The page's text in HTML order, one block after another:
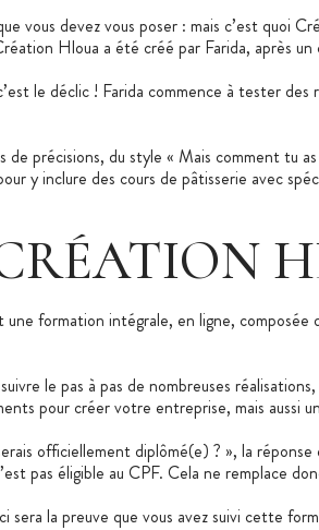
vous devez vous poser : mais c’est quoi
Hloua a été créé par Farida, après
le déclic ! Farida commence à tester
de précisions, du style « Mais comment tu
y inclure des cours de pâtisserie avec
une formation intégrale, en ligne,
le pas à pas de nombreuses
pour créer votre entreprise, mais aussi
officiellement diplômé(e) ? », la réponse
pas éligible au CPF. Cela ne remplace
la preuve que vous avez suivi cette